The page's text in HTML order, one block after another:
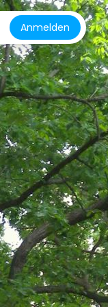
Anmelden